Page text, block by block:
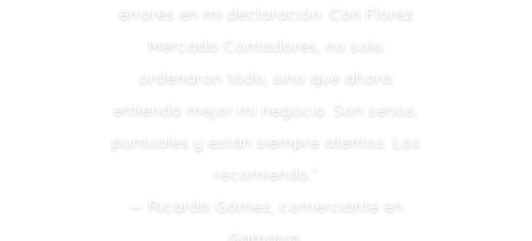
errores en mi declaración. Con Florez
Mercado Contadores, no solo
ordenaron todo, sino que ahora
entiendo mejor mi negocio. Son serios,
puntuales y están siempre atentos. Los
recomiendo.”
Ricardo Gómez, comerciante en